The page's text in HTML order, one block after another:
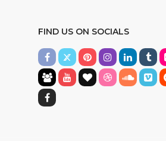
FIND US ON SOCIALS